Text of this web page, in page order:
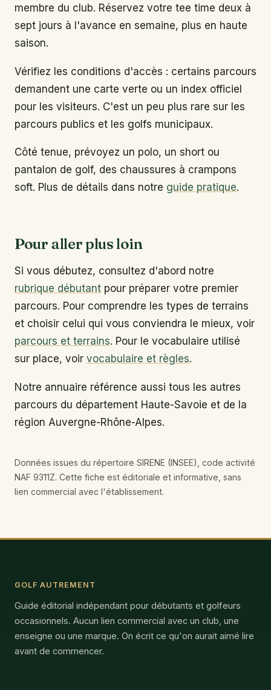
membre du club. Réservez votre tee time deux à
sept jours à l'avance en semaine, plus en haute
saison.
Vérifiez les conditions d'accès : certains parcours
demandent une carte verte ou un index officiel
pour les visiteurs. C'est un peu plus rare sur les
parcours publics et les golfs municipaux.
Côté tenue, prévoyez un polo, un short ou
pantalon de golf, des chaussures à crampons
soft. Plus de détails dans notre guide pratique.
Pour aller plus loin
Si vous débutez, consultez d'abord notre
rubrique débutant pour préparer votre premier
parcours. Pour comprendre les types de terrains
et choisir celui qui vous conviendra le mieux, voir
parcours et terrains. Pour le vocabulaire utilisé
sur place, voir vocabulaire et règles.
Notre annuaire référence aussi tous les autres
parcours du département Haute-Savoie et de la
région Auvergne-Rhône-Alpes.
Données issues du répertoire SIRENE (INSEE), code activité
NAF 9311Z. Cette fiche est éditoriale et informative, sans
lien commercial avec l'établissement.
GOLF AUTREMENT
Guide éditorial indépendant pour débutants et golfeurs
occasionnels. Aucun lien commercial avec un club, une
enseigne ou une marque. On écrit ce qu'on aurait aimé lire
avant de commencer.